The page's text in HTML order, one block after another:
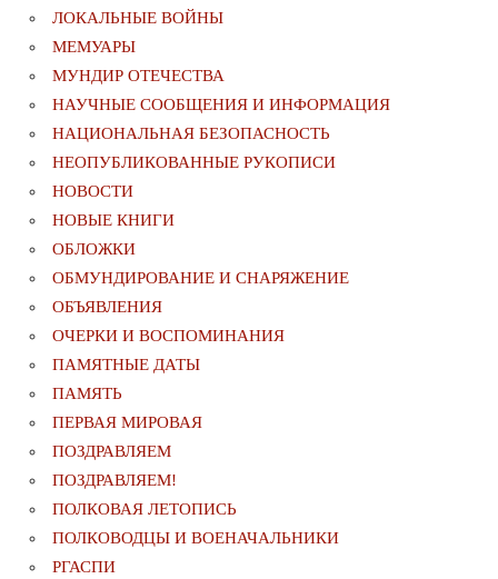
ЛОКАЛЬНЫЕ ВОЙНЫ
МЕМУАРЫ
МУНДИР ОТЕЧЕСТВА
НАУЧНЫЕ СООБЩЕНИЯ И ИНФОРМАЦИЯ
НАЦИОНАЛЬНАЯ БЕЗОПАСНОСТЬ
НЕОПУБЛИКОВАННЫЕ РУКОПИСИ
НОВОСТИ
НОВЫЕ КНИГИ
ОБЛОЖКИ
ОБМУНДИРОВАНИЕ И СНАРЯЖЕНИЕ
ОБЪЯВЛЕНИЯ
ОЧЕРКИ И ВОСПОМИНАНИЯ
ПАМЯТНЫЕ ДАТЫ
ПАМЯТЬ
ПЕРВАЯ МИРОВАЯ
ПОЗДРАВЛЯЕМ
ПОЗДРАВЛЯЕМ!
ПОЛКОВАЯ ЛЕТОПИСЬ
ПОЛКОВОДЦЫ И ВОЕНАЧАЛЬНИКИ
РГАСПИ